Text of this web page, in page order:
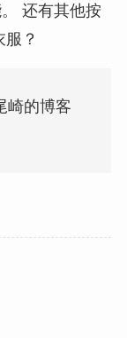
还有其他按
？
崎的博客